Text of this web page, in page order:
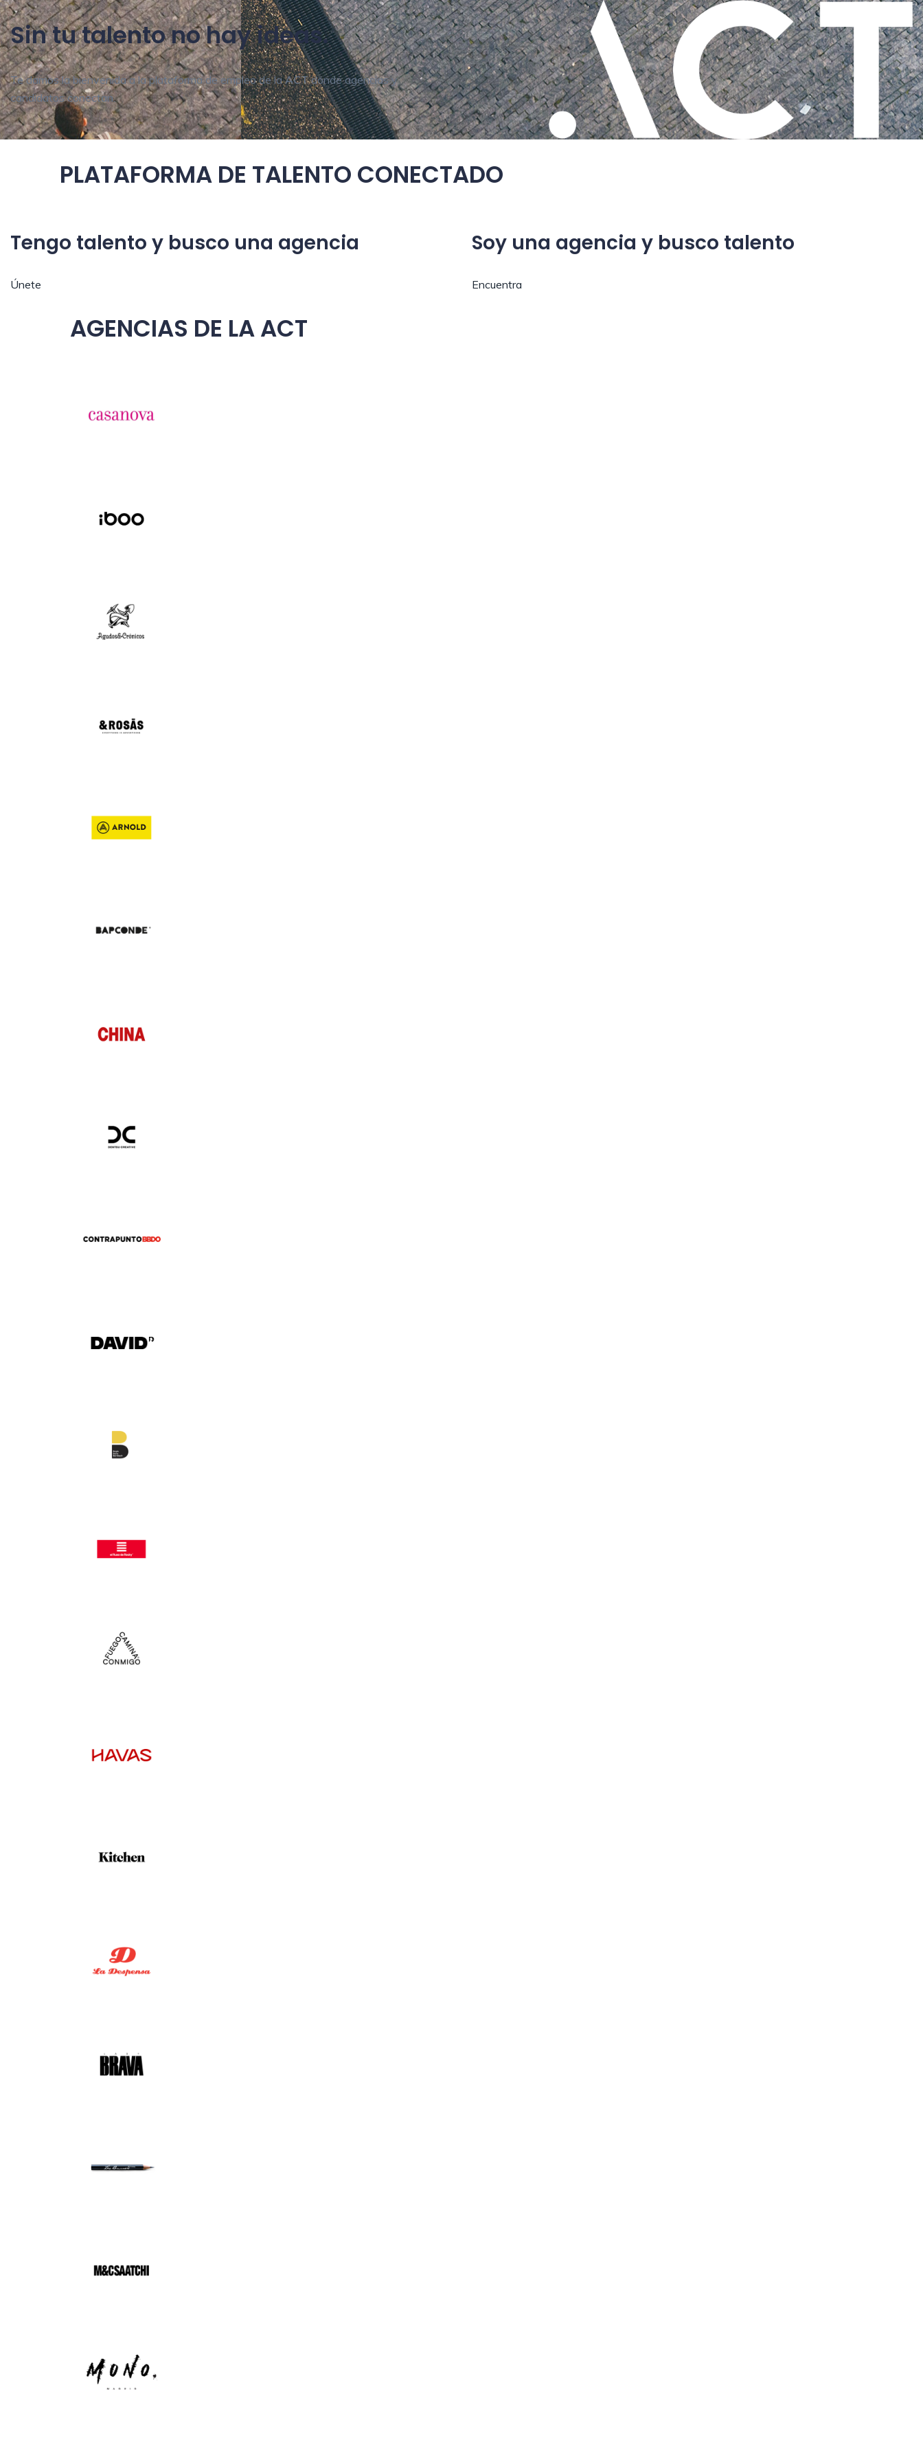
Sin tu talento no hay ideas.
Te damos la bienvenida a la plataforma de empleo de laACTdonde agencias y
candidatos conectan.
PLATAFORMA DE TALENTO CONECTADO
Tengo talento y busco una agencia
Únete
Soy una agencia y busco talento
Encuentra
AGENCIAS DE LA ACT